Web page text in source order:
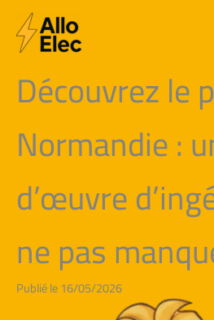
contenu
Découvrez le
Normandie :
d’œuvre
ne pas
Publié le 16/05/2026